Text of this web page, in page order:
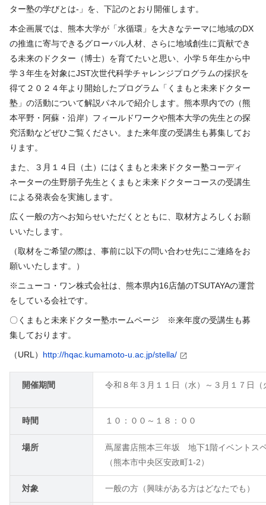
ター塾の学びとは- 」を、下記のとおり開催します。
本企画展では、熊本大学が「水循環」を大きなテーマに地域のDX
の推進に寄与できるグローバル人材、さらに地域創生に貢献でき
る未来のドクター（博士）を育てたいと思い、小学５年生から中
学３年生を対象にJST次世代科学チャレンジプログラムの採択を
得て２０２４年より開始したプログラム「くまもと未来ドクター
塾」の活動について解説パネルで紹介します。熊本県内での（熊
本平野・阿蘇・沿岸）フィールドワークや熊本大学の先生との探
究活動などぜひご覧ください。また来年度の受講生も募集してお
ります。
また、３月１４日（土）にはくまもと未来ドクター塾コーディ
ネーターの生野朋子先生とくまもと未来ドクターコースの受講生
による発表会を実施します。
広く一般の方へお知らせいただくとともに、取材方よろしくお願
いいたします。
（取材をご希望の際は、事前に以下の問い合わせ先にご連絡をお
願いいたします。）
※ニューコ・ワン株式会社は、熊本県内16店舗のTSUTAYAの運営
をしている会社です。
〇くまもと未来ドクター塾ホームページ ※来年度の受講生も募
集しております。
（URL） http://hqac.kumamoto-u.ac.jp/stella/
開催期間 令和８年３月１１日（水）～３月１７日（
時間 １０：００～１８：００
場所
蔦屋書店熊本三年坂 地下1階イベントス
（熊本市中央区安政町1-2）
対象 一般の方（興味がある方はどなたでも）